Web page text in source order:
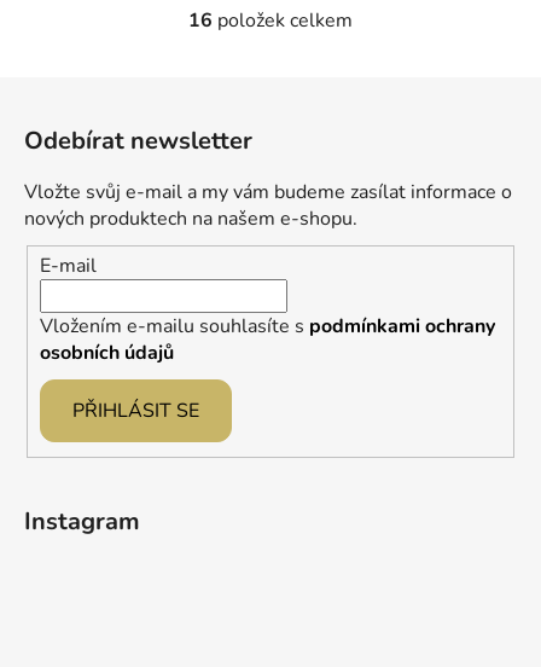
O
c
í
p
r
k
i
16 položek celkem
Odebírat newsletter
Vložte svůj e-mail a my vám budeme zasílat informace o
nových produktech na našem e-shopu.
E-mail
Vložením e-mailu souhlasíte s podmínkami ochrany
osobních údajů
PŘIHLÁSIT SE
Instagram